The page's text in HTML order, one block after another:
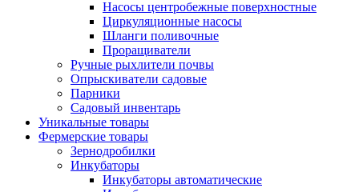
Насосы центробежные поверхностные
Циркуляционные насосы
Шланги поливочные
Проращиватели
Ручные рыхлители почвы
Опрыскиватели садовые
Парники
Садовый инвентарь
Уникальные товары
Фермерские товары
Зернодробилки
Инкубаторы
Инкубаторы автоматические